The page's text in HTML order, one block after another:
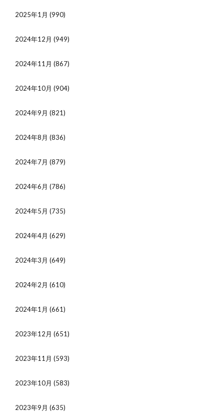
2025年1月 (990)
2024年12月 (949)
2024年11月 (867)
2024年10月 (904)
2024年9月 (821)
2024年8月 (836)
2024年7月 (879)
2024年6月 (786)
2024年5月 (735)
2024年4月 (629)
2024年3月 (649)
2024年2月 (610)
2024年1月 (661)
2023年12月 (651)
2023年11月 (593)
2023年10月 (583)
2023年9月 (635)